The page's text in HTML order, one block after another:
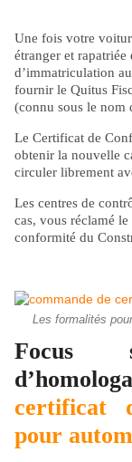
Une fois votre
étranger et
d’immatriculation
fournir le Quitus
(connu sous le nom
Le Certificat de
obtenir la nouvelle
circuler librement
Les centres de
cas, vous réclamé
conformité du
Les formalités
Focus
certificat
pour